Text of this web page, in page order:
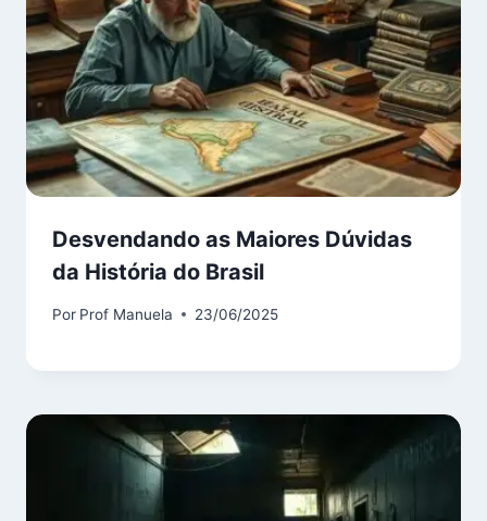
Desvendando as Maiores Dúvidas
da História do Brasil
Por Prof Manuela 23/06/2025